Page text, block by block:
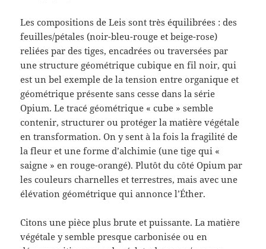
Les compositions de Leis sont très équilibrées : des
feuilles/pétales (noir-bleu-rouge et beige-rose)
reliées par des tiges, encadrées ou traversées par
une structure géométrique cubique en fil noir, qui
est un bel exemple de la tension entre organique et
géométrique présente sans cesse dans la série
Opium. Le tracé géométrique « cube » semble
contenir, structurer ou protéger la matière végétale
en transformation. On y sent à la fois la fragilité de
la fleur et une forme d’alchimie (une tige qui «
saigne » en rouge-orangé). Plutôt du côté Opium par
les couleurs charnelles et terrestres, mais avec une
élévation géométrique qui annonce l’Éther.
Citons une pièce plus brute et puissante. La matière
végétale y semble presque carbonisée ou en